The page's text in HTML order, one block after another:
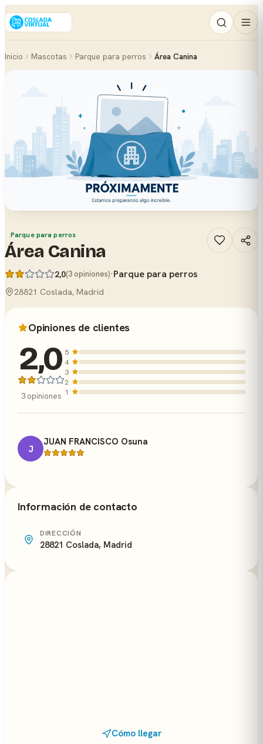
Inicio Mascotas Parque para perros Área Canina
Parque para perros
Área Canina
2,0(3 opiniones)·Parque para perros
28821 Coslada, Madrid
Opiniones de clientes
2,0
3 opiniones
5
4
3
2
1
J
JUAN FRANCISCO Osuna
Información de contacto
DIRECCIÓN
28821 Coslada, Madrid
Cómo llegar